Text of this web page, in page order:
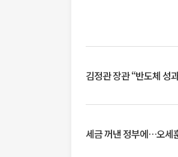
김정관 장관 “반도체 성
세금 꺼낸 정부에…오세